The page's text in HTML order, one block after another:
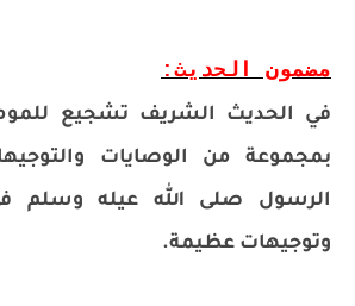
مضمون الحديث:
في الحديث الشريف تشجيع
بمجموعة من الوصايات
الرسول صلى الله عيله وسلم
وتوجيهات عظيمة.